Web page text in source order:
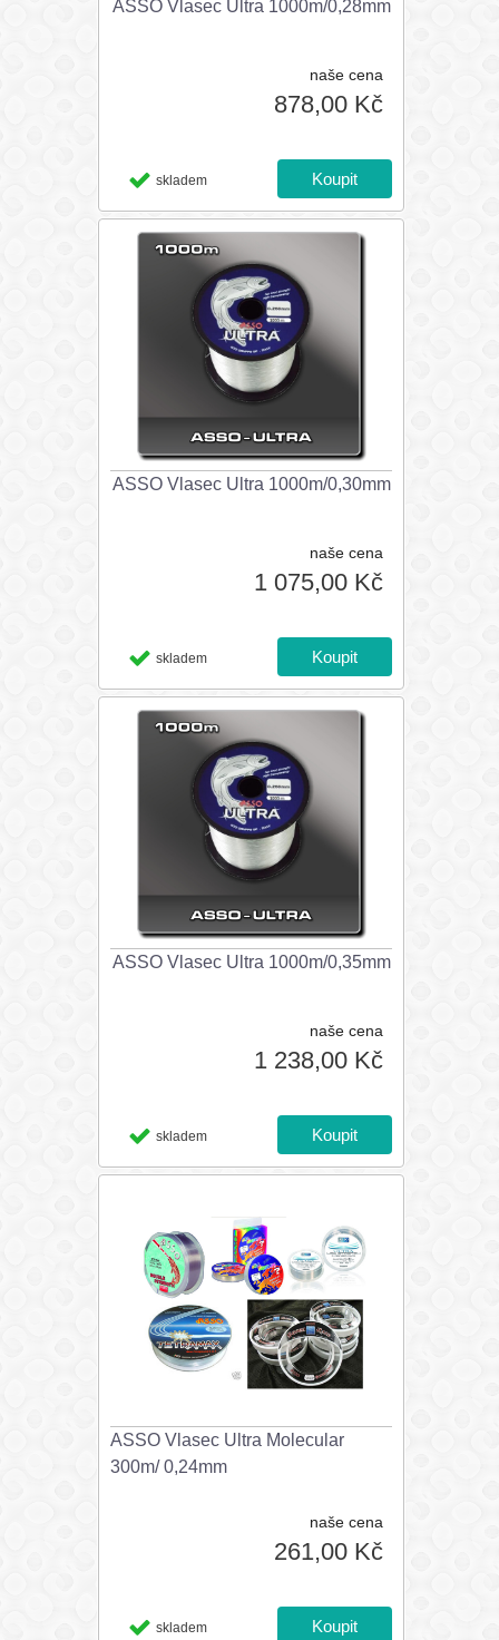
ASSO Vlasec Ultra 1000m/0,28mm
naše cena
878,00 Kč
skladem
ASSO Vlasec Ultra 1000m/0,30mm
naše cena
1 075,00 Kč
skladem
ASSO Vlasec Ultra 1000m/0,35mm
naše cena
1 238,00 Kč
skladem
ASSO Vlasec Ultra Molecular
300m/ 0,24mm
naše cena
261,00 Kč
skladem